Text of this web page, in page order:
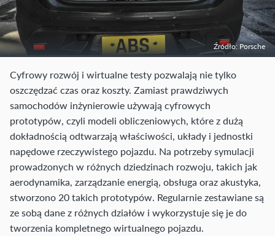
Źródło: Porsche
Cyfrowy rozwój i wirtualne testy pozwalają nie tylko
oszczędzać czas oraz koszty. Zamiast prawdziwych
samochodów inżynierowie używają cyfrowych
prototypów, czyli modeli obliczeniowych, które z dużą
dokładnością odtwarzają właściwości, układy i jednostki
napędowe rzeczywistego pojazdu. Na potrzeby symulacji
prowadzonych w różnych dziedzinach rozwoju, takich jak
aerodynamika, zarządzanie energią, obsługa oraz akustyka,
stworzono 20 takich prototypów. Regularnie zestawiane są
ze sobą dane z różnych działów i wykorzystuje się je do
tworzenia kompletnego wirtualnego pojazdu.